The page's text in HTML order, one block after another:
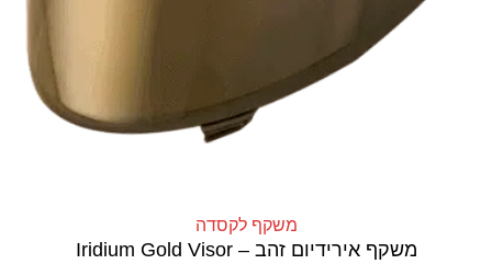
משקף לקסדה
משקף אירידיום זהב – Iridium Gold Visor